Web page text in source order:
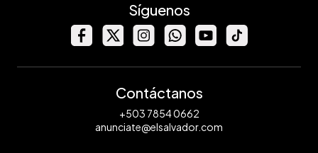
Síguenos
Contáctanos
+503 7854 0662
anunciate@elsalvador.com